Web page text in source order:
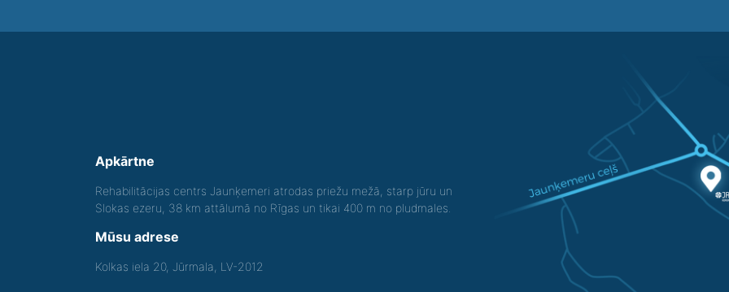
Apkārtne
Rehabilitācijas centrs Jaunķemeri atrodas priežu mežā, starp jūru un
Slokas ezeru, 38 km attālumā no Rīgas un tikai 400 m no pludmales.
Mūsu adrese
Kolkas iela 20, Jūrmala, LV-2012